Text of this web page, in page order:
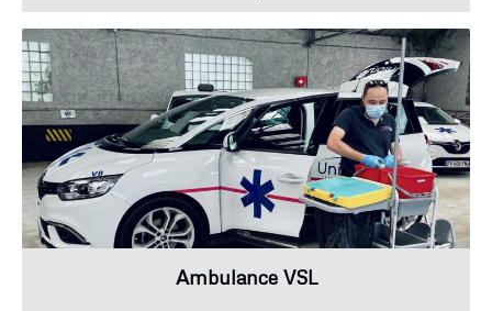
Ambulance VSL